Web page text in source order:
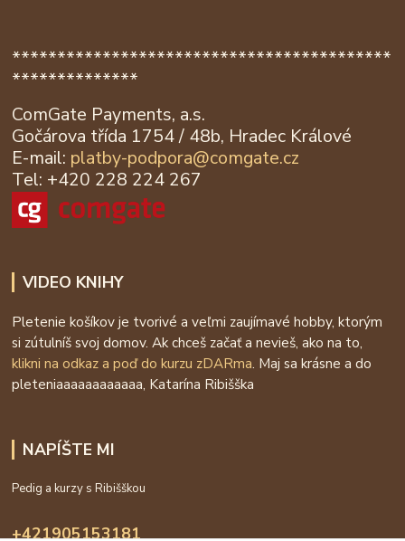
******************************************
**************
ComGate Payments, a.s.
Gočárova třída 1754 / 48b, Hradec Králové
E-mail: platby-podpora@comgate.cz
Tel: +420 228 224 267
VIDEO KNIHY
Pletenie košíkov je tvorivé a veľmi zaujímavé hobby, ktorým
si zútulníš svoj domov. Ak chceš začať a nevieš, ako na to,
klikni na odkaz a poď do kurzu zDARma. Maj sa krásne a do
pleteniaaaaaaaaaaaa, Katarína Ribišška
NAPÍŠTE MI
Pedig a kurzy s Ribišškou
+421905153181